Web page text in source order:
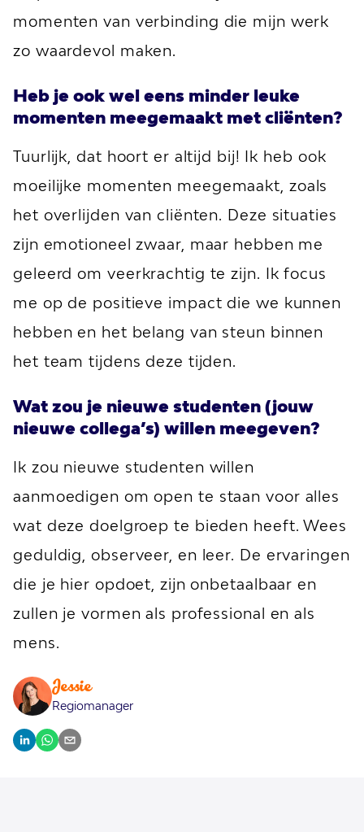
momenten van verbinding die mijn werk
zo waardevol maken.
Heb je ook wel eens minder leuke
momenten meegemaakt met cliënten?
Tuurlijk, dat hoort er altijd bij! Ik heb ook
moeilijke momenten meegemaakt, zoals
het overlijden van cliënten. Deze situaties
zijn emotioneel zwaar, maar hebben me
geleerd om veerkrachtig te zijn. Ik focus
me op de positieve impact die we kunnen
hebben en het belang van steun binnen
het team tijdens deze tijden.
Wat zou je nieuwe studenten (jouw
nieuwe collega’s) willen meegeven?
Ik zou nieuwe studenten willen
aanmoedigen om open te staan voor alles
wat deze doelgroep te bieden heeft. Wees
geduldig, observeer, en leer. De ervaringen
die je hier opdoet, zijn onbetaalbaar en
zullen je vormen als professional en als
mens.
Jessie
Regiomanager